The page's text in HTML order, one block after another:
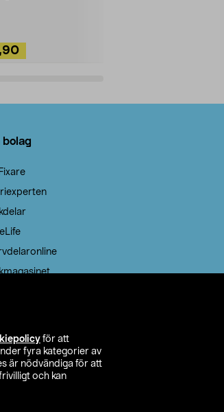
för att
fyra kategorier av
är nödvändiga för att
och kan
bolag